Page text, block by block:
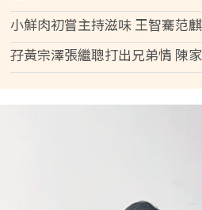
小鮮肉初嘗主持滋味 王智騫范
孖黃宗澤張繼聰打出兄弟情 陳